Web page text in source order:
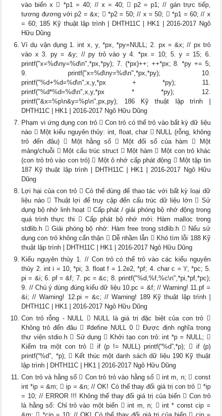
vào biến x  *p1 = 40; // x = 40;  p2 = p1; // gán trực tiếp,
tương đương với p2 = &x;  *p2 = 50; // x = 50;  *p1 = 60; // x
= 60; 185 Kỹ thuật lập trình | DHTH11C | HK1 | 2016-2017 Ngô
Hữu Dũng
Ví dụ vận dụng 1. int x, y, *px, *py=NULL; 2. px = &x; // px trỏ
vào x 3. py = &y; // py trỏ vào y 4. *px = 10; 5. y = 15; 6.
printf("x=%d\ny=%d\n",*px,*py); 7. (*px)++; ++*px; 8. *py += 5;
9. printf("x=%d\ny=%d\n",*px,*py); 10.
printf("%d+%d=%d\n",x,y,*px + *py); 11.
printf("%d*%d=%d\n",x,y,*px * *py); 12.
printf("&x=%p\n&y=%p\n",px,py); 186 Kỹ thuật lập trình |
DHTH11C | HK1 | 2016-2017 Ngô Hữu Dũng
Phạm vi ứng dụng con trỏ  Con trỏ có thể trỏ vào bất kỳ dữ liệu
nào  Một kiểu nguyên thủy: int, float, char  NULL (rỗng, không
trỏ đến đâu)  Một hằng số  Một đối số của hàm  Một
mảng/chuỗi  Một cấu trúc struct  Một hàm  Một con trỏ khác
(con trỏ trỏ vào con trỏ)  Một ô nhớ cấp phát động  Một tập tin
187 Kỹ thuật lập trình | DHTH11C | HK1 | 2016-2017 Ngô Hữu
Dũng
Lợi hại của con trỏ  Có thể dùng để thao tác với bất kỳ loại dữ
liệu nào  Thuật lợi để truy cập đến cấu trúc dữ liệu lớn  Sử
dụng bộ nhớ linh hoạt  Cấp phát / giải phóng bộ nhớ động trong
quá trình thực thi  Cấp phát bộ nhớ mới: Hàm malloc trong
stdlib.h  Giải phóng bộ nhớ: Hàm free trong stdlib.h  Nếu sử
dụng con trỏ không cẩn thận  Dễ nhầm lẫn  Khó tìm lỗi 188 Kỹ
thuật lập trình | DHTH11C | HK1 | 2016-2017 Ngô Hữu Dũng
Kiểu nguyên thủy 1. // Con trỏ có thể trỏ vào các kiểu nguyên
thủy 2. int i = 10, *pi; 3. float f = 1.2e2, *pf; 4. char c = 'r', *pc; 5.
pi = &i; 6. pf = &f; 7. pc = &c; 8. printf("%d,%f,%c\n",*pi,*pf,*pc);
9. // Chú ý dùng đúng kiểu dữ liệu 10.pc = &f; // Warning! 11.pf =
&i; // Warning! 12.pi = &c; // Warning! 189 Kỹ thuật lập trình |
DHTH11C | HK1 | 2016-2017 Ngô Hữu Dũng
Con trỏ rỗng - NULL  NULL là giá trị đặc biệt của con trỏ 
Không trỏ đến đâu  #define NULL 0  Được định nghĩa trong
thư viện stdio.h  Sử dụng  Khởi tạo con trỏ: int *p = NULL; 
Kiểm tra một con trỏ  if (p != NULL) printf(“%d”,*p);  if (p)
printf(“%d”, *p);  Kết thúc một danh sách dữ liệu 190 Kỹ thuật
lập trình | DHTH11C | HK1 | 2016-2017 Ngô Hữu Dũng
Con trỏ và hằng số  Con trỏ trỏ vào hằng số  int m, n;  const
int *ip = &m;  ip = &n; // OK! Có thể thay đổi giá trị con trỏ  *ip
= 10; // ERROR !!! Không thể thay đổi giá trị của biến  Con trỏ
là hằng số: Chỉ trỏ vào một biến  int m, n;  int * const cip =